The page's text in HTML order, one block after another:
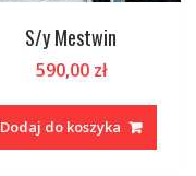
S/y Mestwin
590,00 zł
Dodaj do koszyka